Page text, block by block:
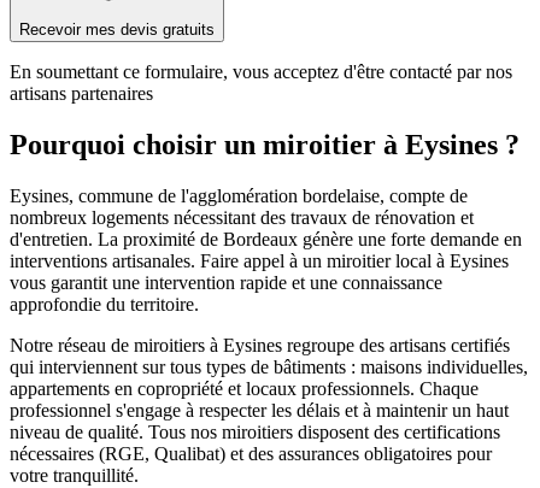
Recevoir mes devis gratuits
En soumettant ce formulaire, vous acceptez d'être contacté par nos
artisans partenaires
Pourquoi choisir un miroitier à Eysines ?
Eysines, commune de l'agglomération bordelaise, compte de
nombreux logements nécessitant des travaux de rénovation et
d'entretien. La proximité de Bordeaux génère une forte demande en
interventions artisanales. Faire appel à un miroitierlocal à Eysines
vous garantit une intervention rapide et une connaissance
approfondie du territoire.
Notre réseau de miroitiers à Eysines regroupe des artisans certifiés
qui interviennent sur tous types de bâtiments : maisons individuelles,
appartements en copropriété et locaux professionnels. Chaque
professionnel s'engage à respecter les délais et à maintenir un haut
niveau de qualité. Tous nos miroitiers disposent des certifications
nécessaires (RGE, Qualibat) et des assurances obligatoires pour
votre tranquillité.